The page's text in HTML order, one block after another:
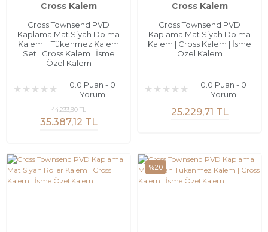
Cross Kalem
Cross Townsend PVD
Kaplama Mat Siyah Dolma
Kalem + Tükenmez Kalem
Set | Cross Kalem | İsme
Özel Kalem
0.0 Puan - 0
Yorum
35.387,12 TL
44.233,90 TL
Cross Kalem
Cross Townsend PVD
Kaplama Mat Siyah Dolma
Kalem | Cross Kalem | İsme
Özel Kalem
0.0 Puan - 0
Yorum
25.229,71 TL
%20